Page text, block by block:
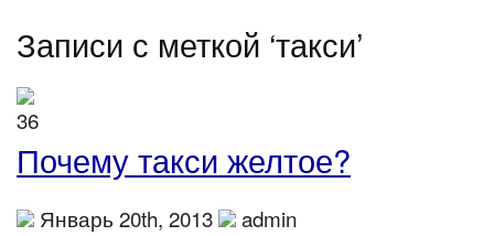
Записи с меткой ‘такси’
Почему такси желтое?
Январь 20th, 2013
admin